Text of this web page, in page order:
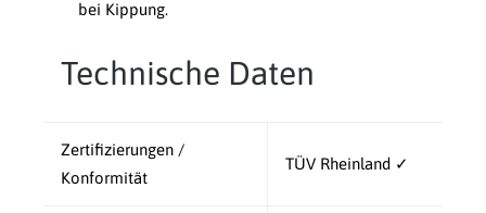
bei Kippung.
Technische Daten
Zertifizierungen /
Konformität
TÜV Rheinland ✓